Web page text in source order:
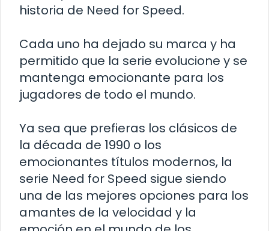
historia de Need for Speed.
Cada uno ha dejado su marca y ha
permitido que la serie evolucione y se
mantenga emocionante para los
jugadores de todo el mundo.
Ya sea que prefieras los clásicos de
la década de 1990 o los
emocionantes títulos modernos, la
serie Need for Speed sigue siendo
una de las mejores opciones para los
amantes de la velocidad y la